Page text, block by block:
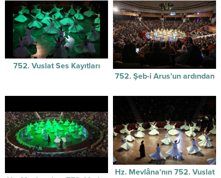
752. Vuslat Ses Kayıtları
752. Şeb-i Arus’un ardından
Hz. Mevlâna’nın 752. Vuslat